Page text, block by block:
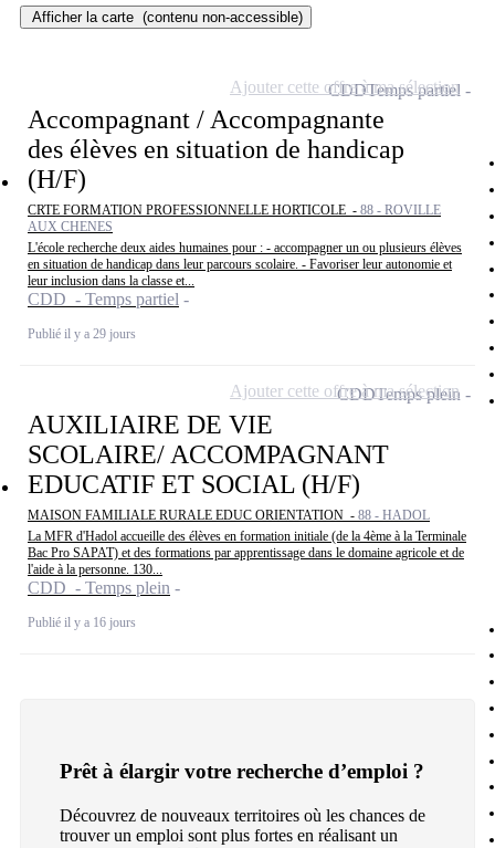
Afficher la carte (contenu non-accessible)
Accompagnant / Accompagnante
des élèves en situation de handicap
(H/F)
CRTE FORMATION PROFESSIONNELLE HORTICOLE - 88 - ROVILLE
AUX CHENES
L'école recherche deux aides humaines pour : - accompagner un ou plusieurs élèves
en situation de handicap dans leur parcours scolaire. - Favoriser leur autonomie et
leur inclusion dans la classe et...
CDD - Temps partiel
Publié il y a 29 jours
CDDTemps partiel
Ajouter cette offre à ma sélection
AUXILIAIRE DE VIE
SCOLAIRE/ ACCOMPAGNANT
EDUCATIF ET SOCIAL (H/F)
MAISON FAMILIALE RURALE EDUC ORIENTATION - 88 - HADOL
La MFR d'Hadol accueille des élèves en formation initiale (de la 4ème à la Terminale
Bac Pro SAPAT) et des formations par apprentissage dans le domaine agricole et de
l'aide à la personne. 130...
CDD - Temps plein
Publié il y a 16 jours
CDDTemps plein
Ajouter cette offre à ma sélection
Prêt à élargir votre recherche d’emploi ?
Découvrez de nouveaux territoires où les chances de
trouver un emploi sont plus fortes en réalisant un